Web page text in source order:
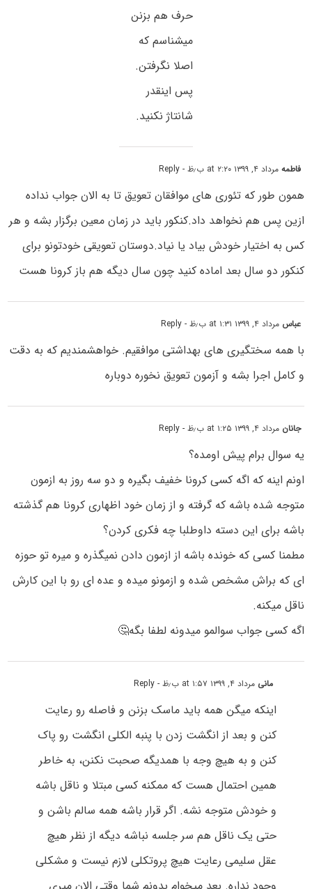
حرف هم بزنن
میشناسم که
اصلا نگرفتن.
پس اینقدر
شانتاژ نکنید.
فاطمهمرداد ۴, ۱۳۹۹ at ۲:۲۰ ب٫ظ - Reply
همون طور که تئوری های موافقان تعویق تا به الان جواب نداده
ازین پس هم نخواهد داد.کنکور باید در زمان معین برگزار بشه و هر
کس به اختیار خودش بیاد یا نیاد.دوستان تعویقی خودتونو برای
کنکور دو سال بعد اماده کنید چون سال دیگه هم باز کرونا هست
عباس مرداد ۴, ۱۳۹۹ at ۱:۳۱ ب٫ظ - Reply
با همه سختگیری های بهداشتی موافقیم. خواهشمندیم که به دقت
و کامل اجرا بشه و آزمون تعویق نخوره دوباره
جانان مرداد ۴, ۱۳۹۹ at ۱:۲۵ ب٫ظ - Reply
یه سوال برام پیش اومده؟
اونم اینه که اگه کسی کرونا خفیف بگیره و دو سه روز به ازمون
متوجه شده باشه که گرفته و از زمان خود اظهاری کرونا هم گذشته
باشه برای این دسته داوطلبا چه فکری کردن؟
مطمنا کسی که خونده باشه از ازمون دادن نمیگذره و میره تو حوزه
ای که براش مشخص شده و ازمونو میده و عده ای رو با این کارش
ناقل میکنه.
اگه کسی جواب سوالمو میدونه لطفا بگه🤔
مانی مرداد ۴, ۱۳۹۹ at ۱:۵۷ ب٫ظ - Reply
اینکه میگن همه باید ماسک بزنن و فاصله رو رعایت
کنن و بعد از انگشت زدن با پنبه الکلی انگشت رو پاک
کنن و به هیچ وجه با همدیگه صحبت نکنن، به خاطر
همین احتمال هست که ممکنه کسی مبتلا و ناقل باشه
و خودش متوجه نشه. اگر قرار باشه همه سالم باشن و
حتی یک ناقل هم سر جلسه نباشه دیگه از نظر هیچ
عقل سلیمی رعایت هیچ پروتکلی لازم نیست و مشکلی